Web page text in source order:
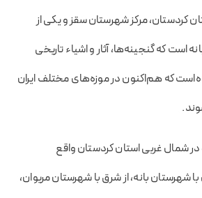
کردستان، مرکز شهرستان سقز و یکی از
است که گنجینه‌ها، آثار و اشیاء تاریخی
که هم‌اکنون در موزه‌های مختلف ایران
در شمال غربی استان کردستان واقع
بانه، از شرق با شهرستان مریوان،